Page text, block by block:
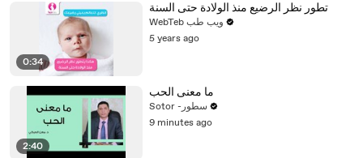
0:34
تطور نظر الرضيع منذ الولادة حتى السنة
WebTeb ويب طب
5 years ago
2:40
ما معنى الحب
Sotor -سطور
9 minutes ago